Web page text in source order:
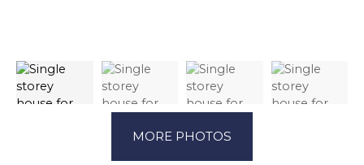
MORE PHOTOS